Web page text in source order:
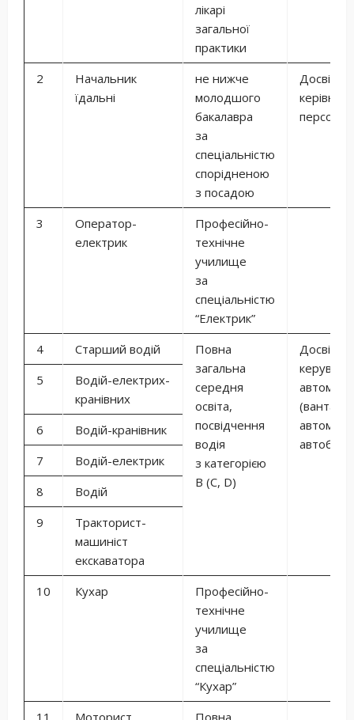
лікарі
загальної
практики
2
Начальник
їдальні
не нижче
молодшого
бакалавра
за
спеціальністю
спорідненою
з посадою
Досвід
3
Оператор-
електрик
Професійно-
технічне
училище
за
спеціальністю
“Електрик”
4
Старший водій
Повна
загальна
середня
освіта,
посвідчення
водія
з категорією
B (C, D)
Досвід
5
Водій-електрих-
кранівних
6
Водій-кранівник
7
Водій-електрик
8
Водій
9
Тракторист-
машиніст
екскаватора
10
Кухар
Професійно-
технічне
училище
за
спеціальністю
“Кухар”
11
Моторист Повна